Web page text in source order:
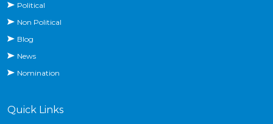
Political
Non Political
Blog
News
Nomination
Quick Links